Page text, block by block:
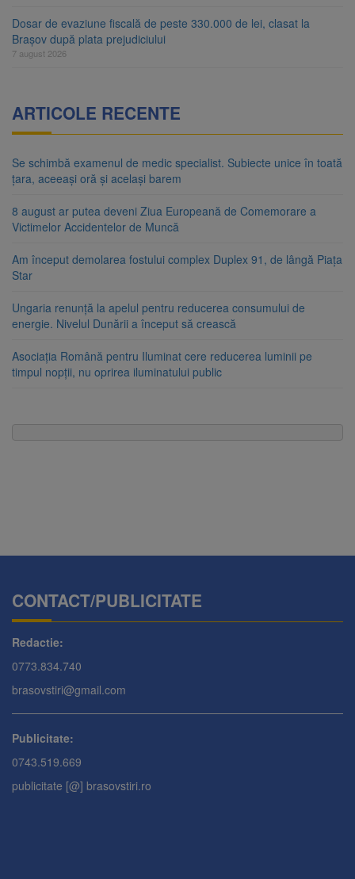
Dosar de evaziune fiscală de peste 330.000 de lei, clasat la
Brașov după plata prejudiciului
7 august 2026
ARTICOLE RECENTE
Se schimbă examenul de medic specialist. Subiecte unice în toată
țara, aceeași oră și același barem
8 august ar putea deveni Ziua Europeană de Comemorare a
Victimelor Accidentelor de Muncă
Am început demolarea fostului complex Duplex 91, de lângă Piața
Star
Ungaria renunță la apelul pentru reducerea consumului de
energie. Nivelul Dunării a început să crească
Asociația Română pentru Iluminat cere reducerea luminii pe
timpul nopții, nu oprirea iluminatului public
CONTACT/PUBLICITATE
Redactie:
0773.834.740
brasovstiri@gmail.com
Publicitate:
0743.519.669
publicitate [@] brasovstiri.ro